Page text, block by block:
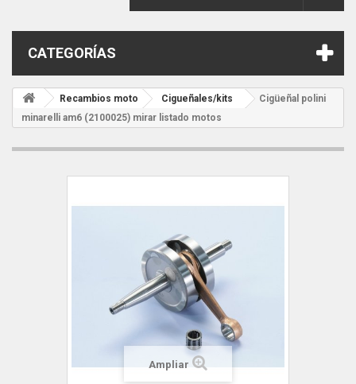
CATEGORÍAS
Recambios moto Cigueñales/kits
Cigüeñal polini
minarelli am6 (2100025) mirar listado motos
Ampliar